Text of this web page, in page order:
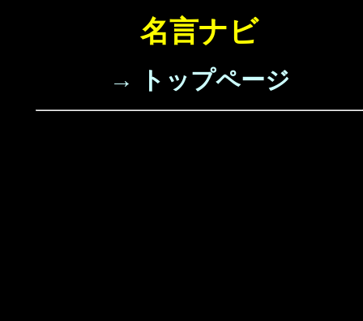
名言ナビ
→ トップページ